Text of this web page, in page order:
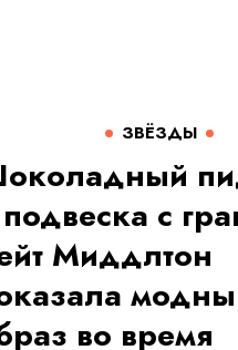
ЗВЁЗДЫ
с
Миддлтон
во время